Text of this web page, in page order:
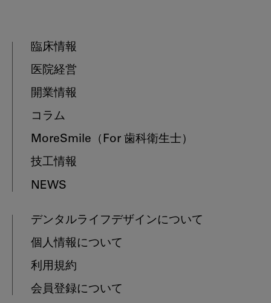
臨床情報
医院経営
開業情報
コラム
MoreSmile （For 歯科衛生士）
技工情報
NEWS
デンタルライフデザインについて
個人情報について
利用規約
会員登録について